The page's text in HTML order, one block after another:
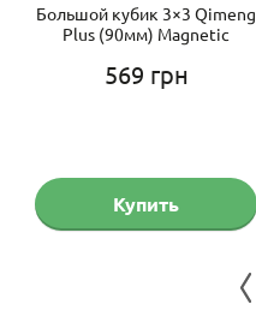
Большой кубик 3×3 Qimeng
Plus (90мм) Magnetic
569 грн
Купить